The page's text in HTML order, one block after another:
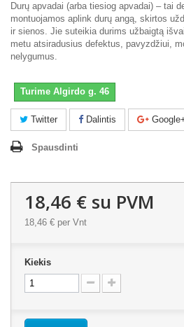
Durų apvadai (arba tiesiog apvadai) – tai
montuojamos aplink durų angą, skirtos
ir sienos. Jie suteikia durims užbaigtą
metu atsiradusius defektus, pavyzdžiui,
nelygumus.
Turime Algirdo g. 46
Twitter Dalintis
Spausdinti
18,46 € su PVM
18,46 € per Vnt
Kiekis